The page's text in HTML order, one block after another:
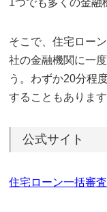
1つでも多くの金融
そこで、住宅ロー
社の金融機関に一
う。わずか20分程
することもあります
公式サイト
住宅ローン一括審査